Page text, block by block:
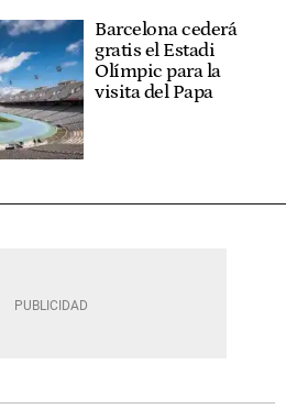
Barcelona cederá
gratis el Estadi
Olímpic para la
visita del Papa